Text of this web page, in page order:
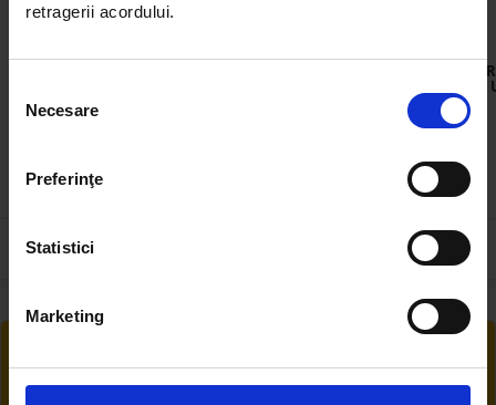
retragerii acordului.
consimțământului
Necesare
Preferinţe
Statistici
Marketing
UTB40.17.114
28.00 RON
DISBH69
Ai posibilitate de retur în 30 zile, comandă